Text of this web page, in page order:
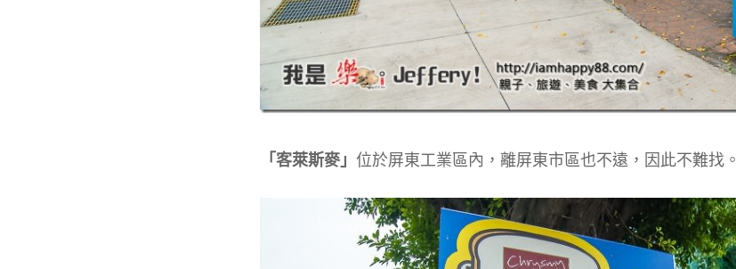
「客萊斯麥」 位於屏東工業區內，離屏東市區也不遠，因此不難找。